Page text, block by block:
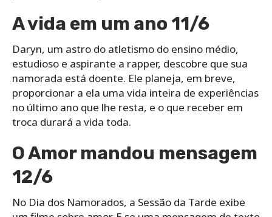
A vida em um ano 11/6
Daryn, um astro do atletismo do ensino médio,
estudioso e aspirante a rapper, descobre que sua
namorada está doente. Ele planeja, em breve,
proporcionar a ela uma vida inteira de experiências
no último ano que lhe resta, e o que receber em
troca durará a vida toda.
O Amor mandou mensagem
12/6
No Dia dos Namorados, a Sessão da Tarde exibe